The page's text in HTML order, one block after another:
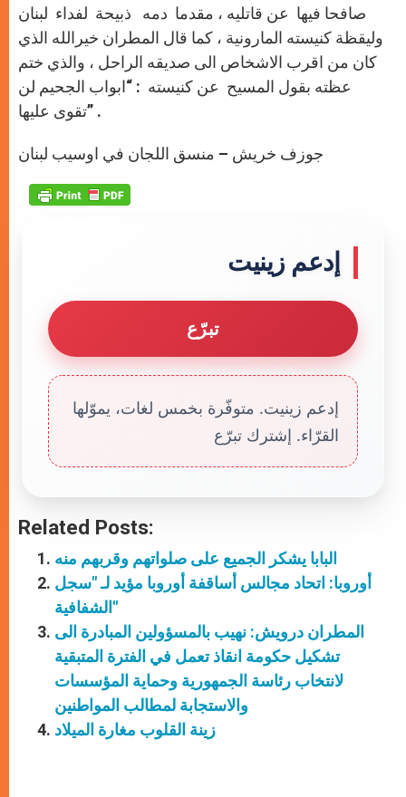
صافحا فيها عن قاتليه ، مقدما دمه ذبيحة لفداء لبنان
وليقظة كنيسته المارونية ، كما قال المطران خيرالله الذي
كان من اقرب الاشخاص الى صديقه الراحل ، والذي ختم
عظته بقول المسيح عن كنيسته : “ابواب الجحيم لن
تقوى عليها” .
إدعم زينيت
تبرّع
إدعم زينيت. متوفّرة بخمس لغات، يموّلها
القرّاء. إشترك تبرّع
Related Posts:
البابا يشكر الجميع على صلواتهم وقربهم منه
أوروبا: اتحاد مجالس أساقفة أوروبا مؤيد لـ "سجل
الشفافية"
المطران درويش: نهيب بالمسؤولين المبادرة الى
تشكيل حكومة انقاذ تعمل في الفترة المتبقية
لانتخاب رئاسة الجمهورية وحماية المؤسسات
والاستجابة لمطالب المواطنين
زينة القلوب مغارة الميلاد